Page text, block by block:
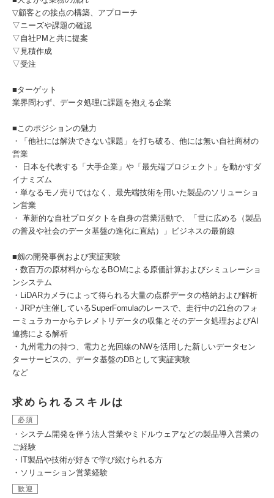
▽顧客との接点の構築、アプローチ
▽ニーズや課題の確認
▽自社PMと共に提案
▽見積作成
▽受注
■ターゲット
業界問わず、データ処理に課題を抱える企業
■このポジションの魅力
・「他社には解決できない課題」を打ち破る、他には無い自社商材の
営業
・ 日本を代表する「大手企業」や「最先端プロジェクト」を動かすダ
イナミズム
・単なるモノ売りではなく、最先端技術を用いた製品のソリューショ
ン営業
・ 革新的な自社プロダクトを自身の営業活動で、「世に広める（製品
の普及や社会のデータ基盤の進化に直結）」ビジネスの最前線
■劔の開発事例および実証実験
・数百万の原材料からなるBOMによる原価計算およびシミュレーショ
ンシステム
・LiDARカメラによって得られる大量の点群データの格納および解析
・JRPが主催しているSuperFomulaのレースで、走行中の21台のフォ
ーミュラカーからテレメトリデータの収集とそのデータ処理およびAI
連携による解析
・九州電力の持つ、電力と光回線のNWを活用した新しいデータセン
ターサービスの、データ基盤のDBとして実証実験
など
求められるスキルは
必須
・システム開発を伴う法人営業やミドルウェアなどの製品導入営業の
ご経験
・IT製品や技術が好きで学び続けられる方
・ソリューション営業経験
歓迎